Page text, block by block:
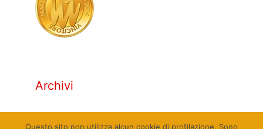
Archivi
Questo sito non utilizza alcun cookie di profilazione. Sono